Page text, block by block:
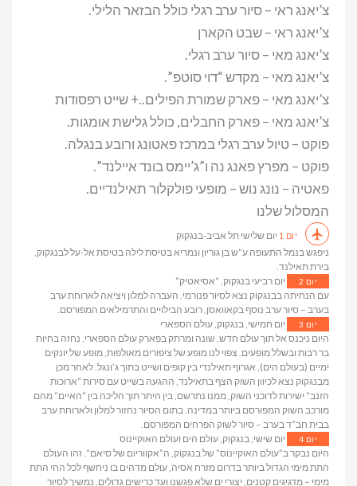
צ’יאנג ראי – סיור ערב רגלי כולל הבזאר הלילי.
צ’יאנג ראי – שבט הקארן
צ’יאנג מאי – סיור ערב רגלי.
צ’יאנג מאי – מקדש “דוי סוטפ”.
צ’יאנג מאי – פארק שמורת הפילים..+ שייט רפסודות
צ’יאנג מאי – פארק החבלים, כולל גלישת אומגות.
פוקט – טיול ערב רגלי במרכז פאטונג ורובע בנגלה.
פוקט – מפרץ פאנג נה ו”ג’יימס בונד איילנד”.
פאטיה – נונג נוש – מופעי פולקלור תאילנדיים.
המסלול שלנו
יום 1
יום שלישי תל אביב-בנגקוק
ניפגש בנמל התעופה ע”ש בן גוריון ונמריא בטיסת לילה בטיסת אל-על לבנגקוק,
בירת תאילנד.
יום 2
יום רביעי בנגקוק, “אסיאטיק”
עם הנחיתה בבנגקוק נצא לסיור פנורמי. העברה למלון ויציאה לארוחת ערב
בערב – סיור ערב נוסף בקאוואסן, רובע הבילויים והתרמילאים המפורסם.
יום 3
יום חמישי, בנגקוק, עולם הספארי
היום ניכנס אל תוך עולם חדש, שונה ומרתק בפארק עולם הספארי. נחזה בחיות
בר רבות ובשלל מופעים. צפוי לנו מופע של ציפורים מאולפות, מופע של יונקים
ימיים (בעולם הים), אגרוף תאילנדי בין קופים ושייט בתוך ג’ונגל. לאחר מכן
מבנגקוק נצא לכיוון השוק הצף בתאילנד, ההגעה בשייט עם סירות “ארוכות
הזנב” ישירות לדוכני השוק, ממנו נתרשם, בין היתר תוך הליכה בין “האיים” מהם
מורכב השוק המפורסם ביותר במדינה. בתום הסיור נחזור למלון ולארוחת ערב
בבית חב”ד בערב – סיור לשוק הפרחים המפורסם.
יום 4
יום שישי, בנגקוק, עולם הים ועולם האוקיינוס
היום נבקר ב”עולם האוקיינוס” של בנגקוק, ה”אקווריום של סיאם”. זהו העולם
התת מימי הגדול ביותר בדרום מזרח אסיה, עולם מדהים בו ניחשף לכל החי התת
מימי – מדגיגים קטנים, יצורי ים שלא פגשנו ועד כרישים גדולים. נמשיך לסיור